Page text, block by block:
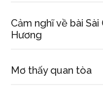
Cảm nghĩ về bài
Hương
Mơ thấy quan tòa